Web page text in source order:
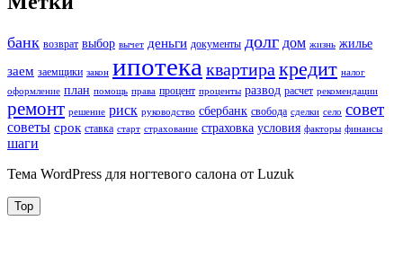
банк возврат выбор вычет деньги документы долг дом жизнь жилье
заем заемщики закон ипотекаквартиракредит налог
оформление план помощь права процент проценты развод расчет рекомендации
ремонт решение риск руководство сбербанк свобода сделки село совет
советы срок ставка старт страхование страховка условия факторы финансы
шаги
Тема WordPress для ногтевого салона от Luzuk
Top